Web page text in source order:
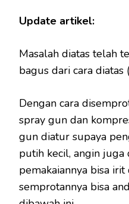
Update artikel:
Masalah diatas telah
bagus dari cara diatas
Dengan cara
spray gun dan
gun diatur supaya
putih kecil, angin
pemakaiannya bisa
semprotannya bisa